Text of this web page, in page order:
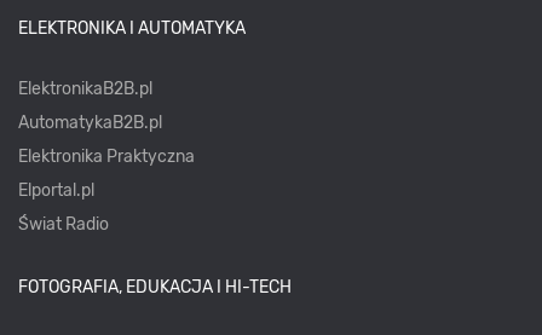
ELEKTRONIKA I AUTOMATYKA
ElektronikaB2B.pl
AutomatykaB2B.pl
Elektronika Praktyczna
Elportal.pl
Świat Radio
FOTOGRAFIA, EDUKACJA I HI-TECH